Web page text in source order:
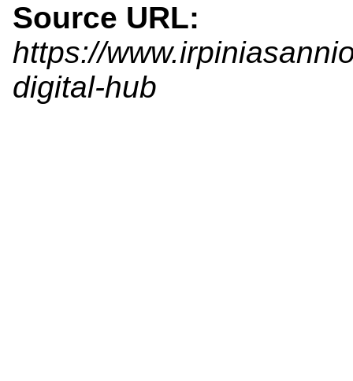
Source URL:
https://
digital-hub